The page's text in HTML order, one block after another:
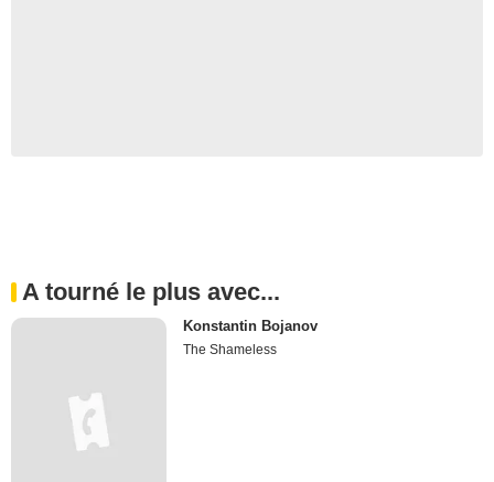
A tourné le plus avec...
Konstantin Bojanov
The Shameless